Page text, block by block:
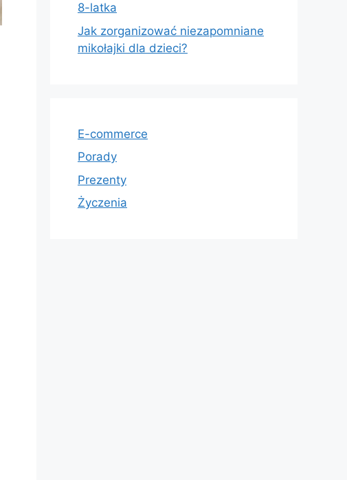
8-latka
Jak zorganizować niezapomniane
mikołajki dla dzieci?
E-commerce
Porady
Prezenty
Życzenia